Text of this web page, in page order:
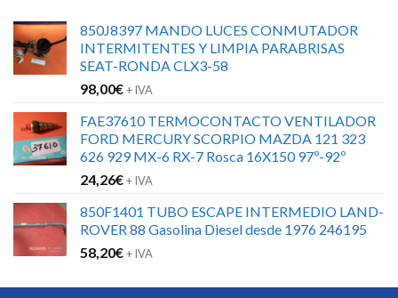
850J8397 MANDO LUCES CONMUTADOR
INTERMITENTES Y LIMPIA PARABRISAS
SEAT-RONDA CLX3-58
98,00€+ IVA
FAE37610 TERMOCONTACTO VENTILADOR
FORD MERCURY SCORPIO MAZDA 121 323
626 929 MX-6 RX-7 Rosca 16X150 97º-92º
24,26€+ IVA
850F1401 TUBO ESCAPE INTERMEDIO LAND-
ROVER 88 Gasolina Diesel desde 1976 246195
58,20€+ IVA